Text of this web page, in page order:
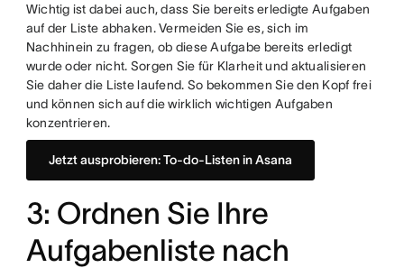
Wichtig ist dabei auch, dass Sie bereits erledigte Aufgaben
auf der Liste abhaken. Vermeiden Sie es, sich im
Nachhinein zu fragen, ob diese Aufgabe bereits erledigt
wurde oder nicht. Sorgen Sie für Klarheit und aktualisieren
Sie daher die Liste laufend. So bekommen Sie den Kopf frei
und können sich auf die wirklich wichtigen Aufgaben
konzentrieren.
Jetzt ausprobieren: To-do-Listen in Asana
3: Ordnen Sie Ihre
Aufgabenliste nach